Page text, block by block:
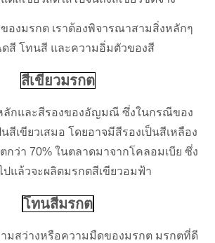
องมรกต เราต้องพิจารณาสามสิ่งหลักๆ
ดสี โทนสี และความอิ่มตัวของสี
สีเขียวมรกต
ลักและสีรองของอัญมณี ซึ่งในกรณีของ
สีเขียวเสมอ โดยอาจมีสีรองเป็นสีเหลือง
กว่า 70% ในตลาดมาจากโคลอมเบีย ซึ่ง
ปแล้วจะผลิตมรกตสีเขียวอมฟ้า
โทนสีมรกต
มสว่างหรือความมืดของมรกต มรกตที่ดี